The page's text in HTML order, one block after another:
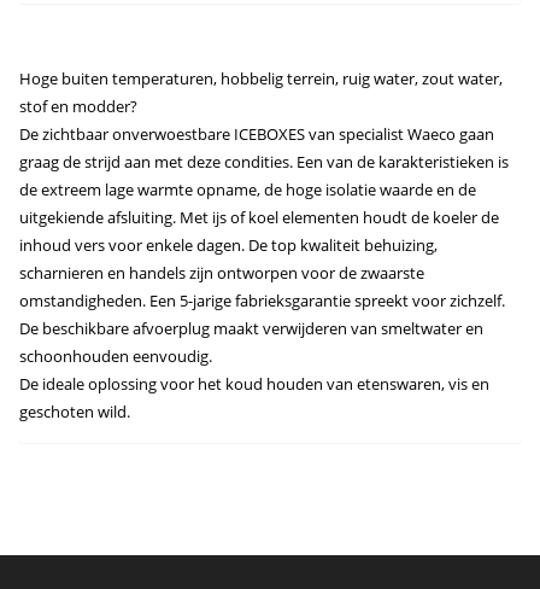
Hoge buiten temperaturen, hobbelig terrein, ruig water, zout water,
stof en modder?
De zichtbaar onverwoestbare ICEBOXES van specialist Waeco gaan
graag de strijd aan met deze condities. Een van de karakteristieken is
de extreem lage warmte opname, de hoge isolatie waarde en de
uitgekiende afsluiting. Met ijs of koel elementen houdt de koeler de
inhoud vers voor enkele dagen. De top kwaliteit behuizing,
scharnieren en handels zijn ontworpen voor de zwaarste
omstandigheden. Een 5-jarige fabrieksgarantie spreekt voor zichzelf.
De beschikbare afvoerplug maakt verwijderen van smeltwater en
schoonhouden eenvoudig.
De ideale oplossing voor het koud houden van etenswaren, vis en
geschoten wild.